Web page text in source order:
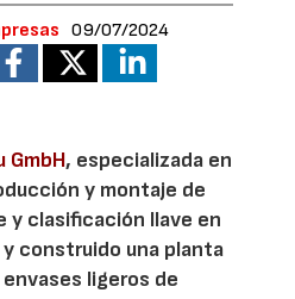
09/07/2024
GmbH, especializada en
y montaje de
y clasificación llave en
construido una planta
ligeros de